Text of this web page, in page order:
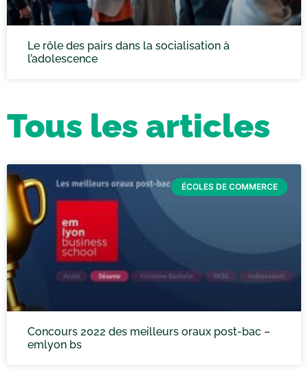
Le rôle des pairs dans la socialisation à
l’adolescence
Tous les articles
ÉCOLES DE COMMERCE
Concours 2022 des meilleurs oraux post-bac –
emlyon bs